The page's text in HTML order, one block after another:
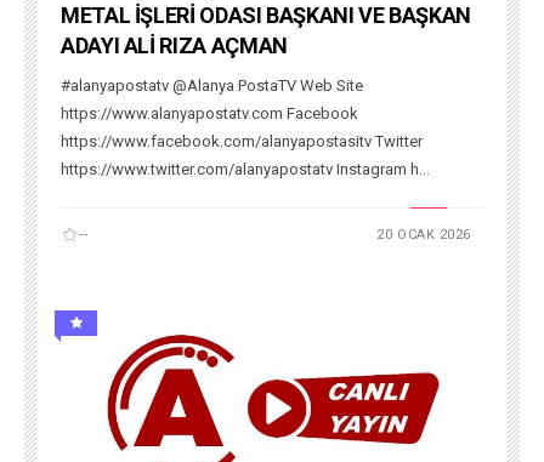
METAL İŞLERİ ODASI BAŞKANI VE BAŞKAN
ADAYI ALİ RIZA AÇMAN
#alanyapostatv @Alanya PostaTV Web Site
https://www.alanyapostatv.com Facebook
https://www.facebook.com/alanyapostasitv Twitter
https://www.twitter.com/alanyapostatv Instagram h...
-- 20 OCAK 2026